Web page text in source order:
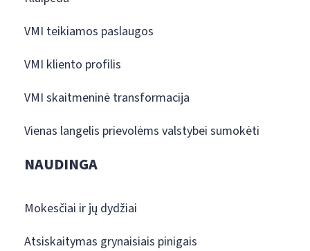
VMI teikiamos paslaugos
VMI kliento profilis
VMI skaitmeninė transformacija
Vienas langelis prievolėms valstybei sumokėti
NAUDINGA
Mokesčiai ir jų dydžiai
Atsiskaitymas grynaisiais pinigais